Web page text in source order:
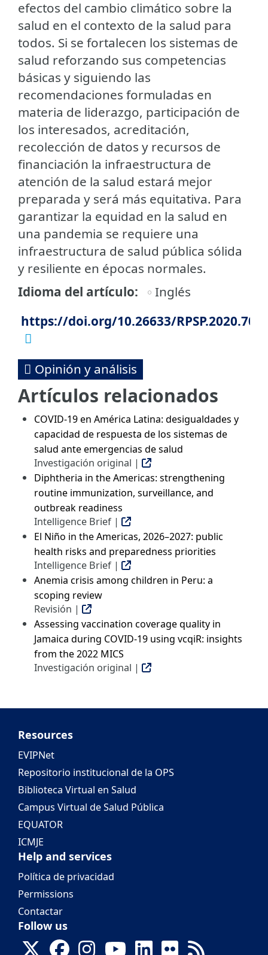
efectos del cambio climático sobre la
salud en el contexto de la salud para
todos. Si se fortalecen los sistemas de
salud reforzando sus competencias
básicas y siguiendo las
recomendaciones formuladas en
materia de liderazgo, participación de
los interesados, acreditación,
recolección de datos y recursos de
financiación la infraestructura de
atención de la salud estará mejor
preparada y será más equitativa. Para
garantizar la equidad en la salud en
una pandemia se requiere una
infraestructura de salud pública sólida
y resiliente en épocas normales.
Idioma del artículo
Inglés
https://doi.org/10.26633/RPSP.2020.70
Opinión y análisis
Artículos relacionados
COVID-19 en América Latina: desigualdades y
capacidad de respuesta de los sistemas de
salud ante emergencias de salud
Investigación original |
Diphtheria in the Americas: strengthening
routine immunization, surveillance, and
outbreak readiness
Intelligence Brief |
El Niño in the Americas, 2026–2027: public
health risks and preparedness priorities
Intelligence Brief |
Anemia crisis among children in Peru: a
scoping review
Revisión |
Assessing vaccination coverage quality in
Jamaica during COVID-19 using vcqiR: insights
from the 2022 MICS
Investigación original |
Resources
EVIPNet
Repositorio institucional de la OPS
Biblioteca Virtual en Salud
Campus Virtual de Salud Pública
EQUATOR
ICMJE
Help and services
Política de privacidad
Permissions
Contactar
Follow us